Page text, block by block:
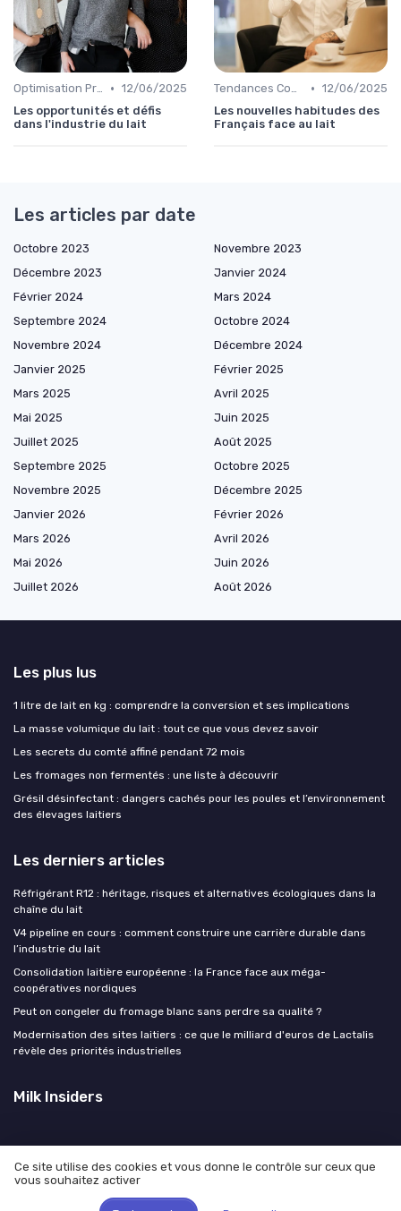
Optimisation Production • 12/06/2025
Les opportunités et défis
dans l'industrie du lait
Tendances Consommation • 12/06/2025
Les nouvelles habitudes des
Français face au lait
Les articles par date
Octobre 2023
Novembre 2023
Décembre 2023
Janvier 2024
Février 2024
Mars 2024
Septembre 2024
Octobre 2024
Novembre 2024
Décembre 2024
Janvier 2025
Février 2025
Mars 2025
Avril 2025
Mai 2025
Juin 2025
Juillet 2025
Août 2025
Septembre 2025
Octobre 2025
Novembre 2025
Décembre 2025
Janvier 2026
Février 2026
Mars 2026
Avril 2026
Mai 2026
Juin 2026
Juillet 2026
Août 2026
Les plus lus
1 litre de lait en kg : comprendre la conversion et ses implications
La masse volumique du lait : tout ce que vous devez savoir
Les secrets du comté affiné pendant 72 mois
Les fromages non fermentés : une liste à découvrir
Grésil désinfectant : dangers cachés pour les poules et l’environnement
des élevages laitiers
Les derniers articles
Réfrigérant R12 : héritage, risques et alternatives écologiques dans la
chaîne du lait
V4 pipeline en cours : comment construire une carrière durable dans
l’industrie du lait
Consolidation laitière européenne : la France face aux méga-
coopératives nordiques
Peut on congeler du fromage blanc sans perdre sa qualité ?
Modernisation des sites laitiers : ce que le milliard d'euros de Lactalis
révèle des priorités industrielles
Milk Insiders
Mentions légales
Ce site utilise des cookies et vous donne le contrôle sur ceux que
vous souhaitez activer